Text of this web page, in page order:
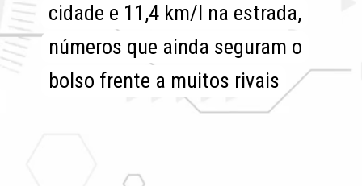
cidade e 11,4 km/l na estrada,
números que ainda seguram o
bolso frente a muitos rivais
cidade e 11,4 km/l na estrada,
números que ainda seguram o
bolso frente a muitos rivais